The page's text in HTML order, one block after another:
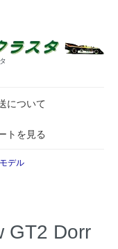
について
トを見る
デル
GT2 Dorr